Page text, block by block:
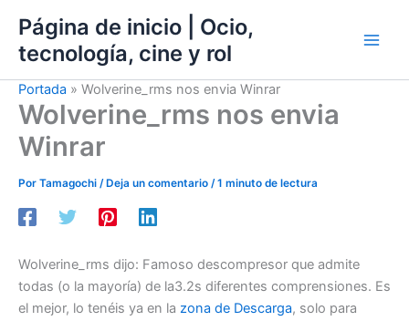
contenido
Página de inicio | Ocio,
tecnología, cine y rol
Portada » Wolverine_rms nos envia Winrar
Wolverine_rms nos envia
Winrar
Por Tamagochi / Deja un comentario /1 minuto de lectura
Wolverine_rms dijo: Famoso descompresor que admite
todas (o la mayoría) de la3.2s diferentes comprensiones. Es
el mejor, lo tenéis ya en la zona de Descarga, solo para